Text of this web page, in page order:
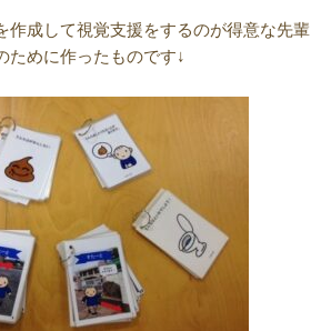
作成して視覚支援をするのが得意な先輩
ために作ったものです↓